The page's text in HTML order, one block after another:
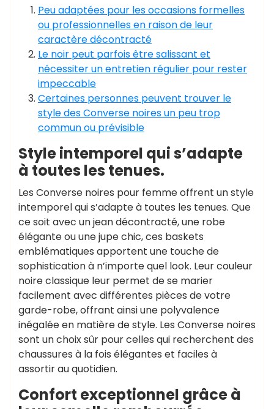
Peu adaptées pour les occasions formelles
ou professionnelles en raison de leur
caractère décontracté
Le noir peut parfois être salissant et
nécessiter un entretien régulier pour rester
impeccable
Certaines personnes peuvent trouver le
style des Converse noires un peu trop
commun ou prévisible
Style intemporel qui s’adapte
à toutes les tenues.
Les Converse noires pour femme offrent un style
intemporel qui s’adapte à toutes les tenues. Que
ce soit avec un jean décontracté, une robe
élégante ou une jupe chic, ces baskets
emblématiques apportent une touche de
sophistication à n’importe quel look. Leur couleur
noire classique leur permet de se marier
facilement avec différentes pièces de votre
garde-robe, offrant ainsi une polyvalence
inégalée en matière de style. Les Converse noires
sont un choix sûr pour celles qui recherchent des
chaussures à la fois élégantes et faciles à
assortir au quotidien.
Confort exceptionnel grâce à